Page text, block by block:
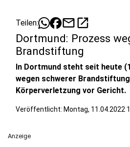
Teilen: mailopen_in_new
Dortmund: Prozess
Brandstiftung
In Dortmund steht seit heute
wegen schwerer
Körperverletzung vor Gericht.
Veröffentlicht: Montag, 11.04.2022
Anzeige